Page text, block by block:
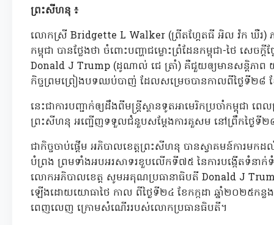
ព្រះសីហនុ ៖
លោកស្រី Bridgette L Walker (ព្រីតហ្គែតធី អិល វ៉ក ឃឺរ) ភា
កម្ពុជា បានថ្លែងថា ចំពោះបញ្ហាជម្លោះព្រំដែនកម្ពុជា-ថៃ សេច
Donald J Trump (ដូណាល់ ជេ ត្រាំ) គឺជួយឲ្យមានសន្តិភាព យូរអ
កិច្ចព្រមព្រៀងបទឈប់បាញ់ ដែលសម្រេចបានកាលពីថ្ងៃទី២៨
នេះជាការបញ្ជាក់ឲ្យដឹងពីមន្រ្តីស្ថានទូតអាមេរិកប្រចាំកម្ពុជ
ព្រះសីហនុ អញ្ជើញទទួលជំនួបសម្តែងការគួសម នៅព្រឹកថ្ងៃទី
ជាកិច្ចចាប់ផ្តើម អភិបាលខេត្តព្រះសីហនុ បានស្វាគមន៍ការ
បំព្រង ព្រមទាំងអបអរសាទរខួបលើកទី៧៥ នៃការបង្កើតទំនាក់ទំ
លោកអភិបាលខេត្ត សូមអគុណប្រធានាធិបតី Donald J
ឡើងដោយយោធាថៃ កាល ពីថ្ងៃទី២៤ ខែកក្កដា ឆ្នាំ២០២៥កន្ល
ពេញលេញ ក្រោមសំណើររបស់លោកប្រធានធិបតី។